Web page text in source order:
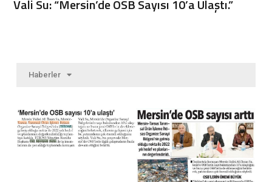
Vali Su: “Mersin’de OSB Sayısı 10’a Ulaştı.”
Haberler